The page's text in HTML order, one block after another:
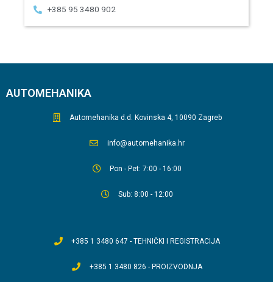
+385 95 3480 902
AUTOMEHANIKA
Automehanika d.d. Kovinska 4, 10090 Zagreb
info@automehanika.hr
Pon - Pet: 7:00 - 16:00
Sub: 8:00 - 12:00
+385 1 3480 647 - TEHNIČKI I REGISTRACIJA
+385 1 3480 826 - PROIZVODNJA